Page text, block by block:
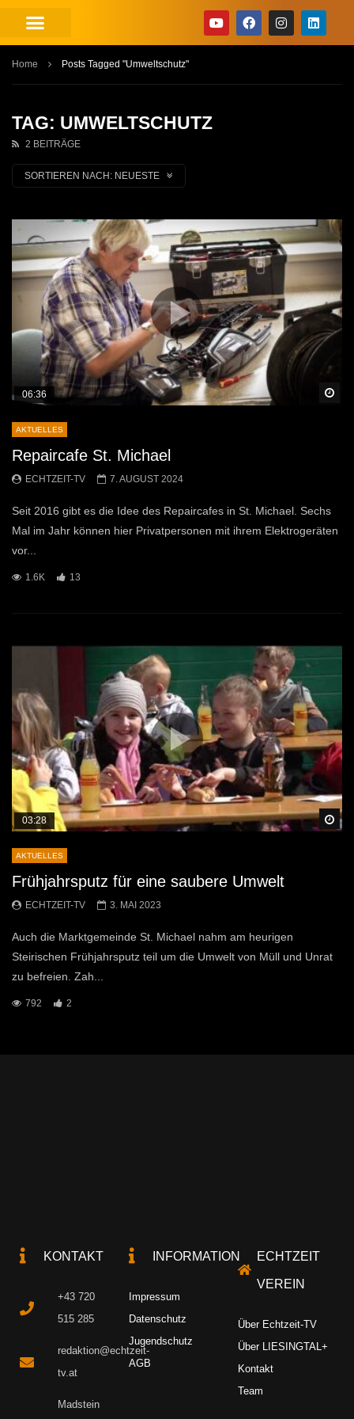
Home Posts Tagged "Umweltschutz"
TAG: UMWELTSCHUTZ
2 BEITRÄGE
SORTIEREN NACH: NEUESTE
06:36
AKTUELLES
Repaircafe St. Michael
ECHTZEIT-TV 7. AUGUST 2024
Seit 2016 gibt es die Idee des Repaircafes in St. Michael. Sechs
Mal im Jahr können hier Privatpersonen mit ihrem Elektrogeräten
vor...
1.6K 13
03:28
AKTUELLES
Frühjahrsputz für eine saubere Umwelt
ECHTZEIT-TV 3. MAI 2023
Auch die Marktgemeinde St. Michael nahm am heurigen
Steirischen Frühjahrsputz teil um die Umwelt von Müll und Unrat
zu befreien. Zah...
792 2
KONTAKT
+43 720
515 285
redaktion@echtzeit-
tv.at
Madstein
INFORMATION
Impressum
Datenschutz
Jugendschutz
AGB
ECHTZEIT
VEREIN
Über Echtzeit-TV
Über LIESINGTAL+
Kontakt
Team